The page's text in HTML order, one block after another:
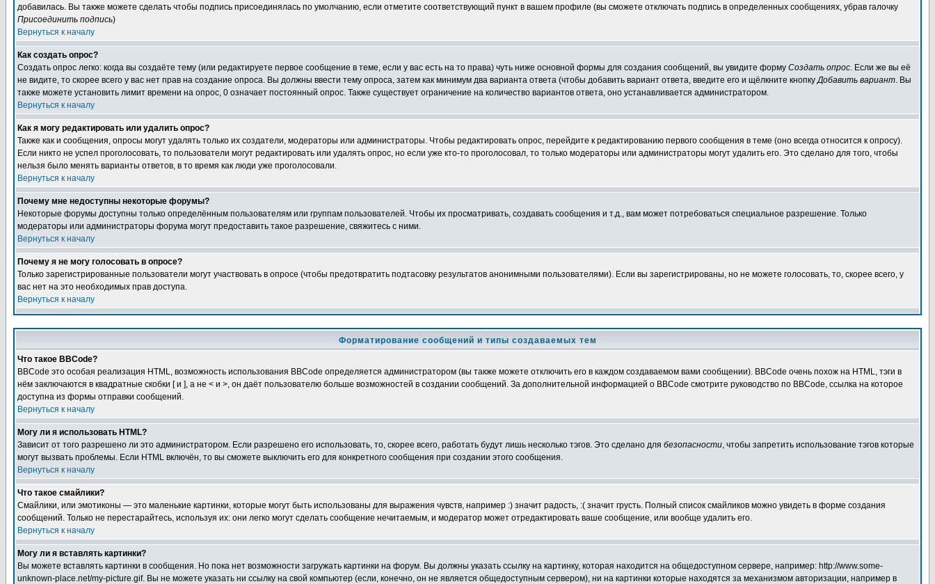
добавилась. Вы также можете сделать чтобы подпись присоединялась по умолчанию, если отметите соответствующий пункт в вашем профиле (вы сможете отключать подпись в определенных сообщениях, убрав галочку
Присоединить подпись)
Вернуться к началу
Как создать опрос?
Создать опрос легко: когда вы создаёте тему (или редактируете первое сообщение в теме, если у вас есть на то права) чуть ниже основной формы для создания сообщений, вы увидите форму Создать опрос. Если же вы её
не видите, то скорее всего у вас нет прав на создание опроса. Вы должны ввести тему опроса, затем как минимум два варианта ответа (чтобы добавить вариант ответа, введите его и щёлкните кнопкуДобавить вариант. Вы
также можете установить лимит времени на опрос, 0 означает постоянный опрос. Также существует ограничение на количество вариантов ответа, оно устанавливается администратором.
Вернуться к началу
Как я могу редактировать или удалить опрос?
Также как и сообщения, опросы могут удалять только их создатели, модераторы или администраторы. Чтобы редактировать опрос, перейдите к редактированию первого сообщения в теме (оно всегда относится к опросу).
Если никто не успел проголосовать, то пользователи могут редактировать или удалять опрос, но если уже кто-то проголосовал, то только модераторы или администраторы могут удалить его. Это сделано для того, чтобы
нельзя было менять варианты ответов, в то время как люди уже проголосовали.
Вернуться к началу
Почему мне недоступны некоторые форумы?
Некоторые форумы доступны только определённым пользователям или группам пользователей. Чтобы их просматривать, создавать сообщения и т.д., вам может потребоваться специальное разрешение. Только
модераторы или администраторы форума могут предоставить такое разрешение, свяжитесь с ними.
Вернуться к началу
Почему я не могу голосовать в опросе?
Только зарегистрированные пользователи могут участвовать в опросе (чтобы предотвратить подтасовку результатов анонимными пользователями). Если вы зарегистрированы, но не можете голосовать, то, скорее всего, у
вас нет на это необходимых прав доступа.
Вернуться к началу
Форматирование сообщений и типы создаваемых тем
Что такое BBCode?
BBCode это особая реализация HTML, возможность использования BBCode определяется администратором (вы также можете отключить его в каждом создаваемом вами сообщении). BBCode очень похож на HTML, тэги в
нём заключаются в квадратные скобки [ и ], а не < и >, он даёт пользователю больше возможностей в создании сообщений. За дополнительной информацией о BBCode смотрите руководство по BBCode, ссылка на которое
доступна из формы отправки сообщений.
Вернуться к началу
Могу ли я использовать HTML?
Зависит от того разрешено ли это администратором. Если разрешено его использовать, то, скорее всего, работать будут лишь несколько тэгов. Это сделано для безопасности, чтобы запретить использование тэгов которые
могут вызвать проблемы. Если HTML включён, то вы сможете выключить его для конкретного сообщения при создании этого сообщения.
Вернуться к началу
Что такое смайлики?
Смайлики, или эмотиконы — это маленькие картинки, которые могут быть использованы для выражения чувств, например :) значит радость, :( значит грусть. Полный список смайликов можно увидеть в форме создания
сообщений. Только не перестарайтесь, используя их: они легко могут сделать сообщение нечитаемым, и модератор может отредактировать ваше сообщение, или вообще удалить его.
Вернуться к началу
Могу ли я вставлять картинки?
Вы можете вставлять картинки в сообщения. Но пока нет возможности загружать картинки на форум. Вы должны указать ссылку на картинку, которая находится на общедоступном сервере, например: http://www.some-
unknown-place.net/my-picture.gif. Вы не можете указать ни ссылку на свой компьютер (если, конечно, он не является общедоступным сервером), ни на картинки которые находятся за механизмом авторизации, например в